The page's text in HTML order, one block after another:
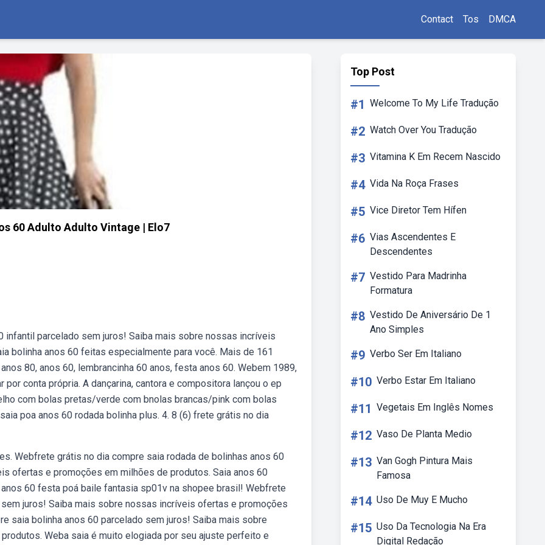
Contact Tos DMCA
60 Adulto Adulto Vintage | Elo7
parcelado sem juros! Saiba mais sobre nossas incríveis
bolinha anos 60 feitas especialmente para você. Mais de 161
80, anos 60, lembrancinha 60 anos, festa anos 60. Webem 1989,
conta própria. A dançarina, cantora e compositora lançou o ep
com bolas pretas/verde com bnolas brancas/pink com bolas
poa anos 60 rodada bolinha plus. 4. 8 (6) frete grátis no dia
Webfrete grátis no dia compre saia rodada de bolinhas anos 60
ofertas e promoções em milhões de produtos. Saia anos 60
60 festa poá baile fantasia sp01v na shopee brasil! Webfrete
juros! Saiba mais sobre nossas incríveis ofertas e promoções
saia bolinha anos 60 parcelado sem juros! Saiba mais sobre
Weba saia é muito elogiada por seu ajuste perfeito e
Top Post
#1 Welcome To My Life Tradução
#2 Watch Over You Tradução
#3 Vitamina K Em Recem Nascido
#4 Vida Na Roça Frases
#5 Vice Diretor Tem Hífen
#6 Vias Ascendentes E
Descendentes
#7 Vestido Para Madrinha
Formatura
#8 Vestido De Aniversário De 1
Ano Simples
#9 Verbo Ser Em Italiano
#10 Verbo Estar Em Italiano
#11 Vegetais Em Inglês Nomes
#12 Vaso De Planta Medio
#13 Van Gogh Pintura Mais
Famosa
#14 Uso De Muy E Mucho
#15 Uso Da Tecnologia Na Era
Digital Redação